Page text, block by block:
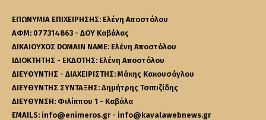
ΕΠΩΝΥΜΙΑ ΕΠΙΧΕΙΡΗΣΗΣ: Ελένη Αποστόλου
ΑΦΜ: 077314863 - ΔΟΥ Καβάλας
ΔΙΚΑΙΟΥΧΟΣ DOMAIN NAME: Ελένη Αποστόλου
ΙΔΙΟΚΤΗΤΗΣ - ΕΚΔΟΤΗΣ: Ελένη Αποστόλου
ΔΙΕΥΘΥΝΤΗΣ - ΔΙΑΧΕΙΡΙΣΤΗΣ: Μάκης Κακουσόγλου
ΔΙΕΥΘΥΝΤΗΣ ΣΥΝΤΑΞΗΣ: Δημήτρης Τσιπιζίδης
ΔΙΕΥΘΥΝΣΗ: Φιλίππου 1 - Καβάλα
EMAILS: info@enimeros.gr - info@kavalawebnews.gr